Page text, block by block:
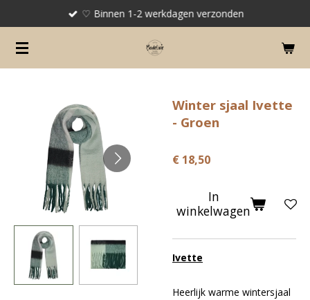
naar
de
♡ Binnen 1-2 werkdagen verzonden
Winter sjaal Ivette
- Groen
€ 18,50
In
winkelwagen
Ivette
Heerlijk warme wintersjaal